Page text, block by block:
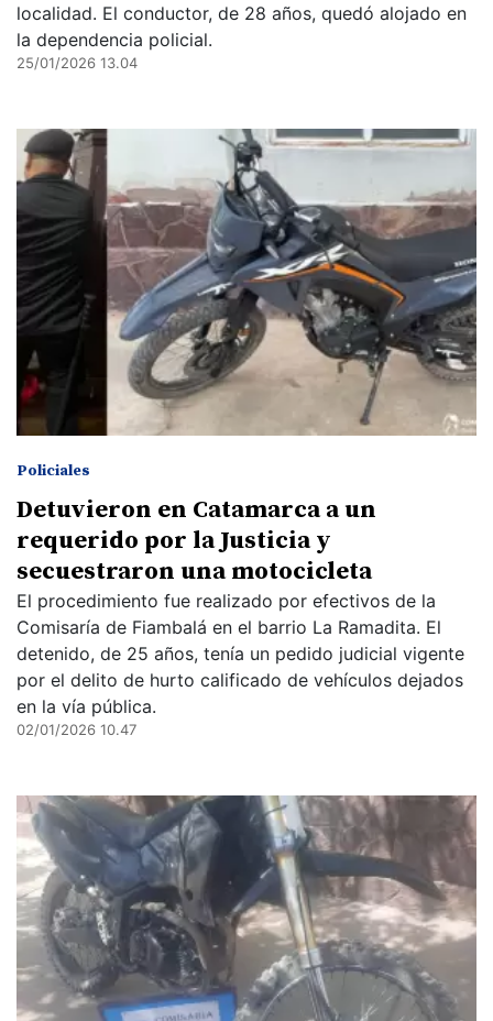
localidad. El conductor, de 28 años, quedó alojado en
la dependencia policial.
25/01/2026 13.04
Policiales
Detuvieron en Catamarca a un
requerido por la Justicia y
secuestraron una motocicleta
El procedimiento fue realizado por efectivos de la
Comisaría de Fiambalá en el barrio La Ramadita. El
detenido, de 25 años, tenía un pedido judicial vigente
por el delito de hurto calificado de vehículos dejados
en la vía pública.
02/01/2026 10.47